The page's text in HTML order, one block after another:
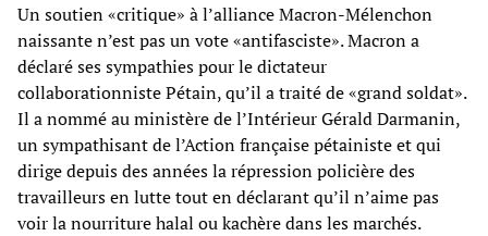
Un soutien «critique» à l’alliance Macron-Mélenchon
naissante n’est pas un vote «antifasciste». Macron a
déclaré ses sympathies pour le dictateur
collaborationniste Pétain, qu’il a traité de «grand soldat».
Il a nommé au ministère de l’Intérieur Gérald Darmanin,
un sympathisant de l’Action française pétainiste et qui
dirige depuis des années la répression policière des
travailleurs en lutte tout en déclarant qu’il n’aime pas
voir la nourriture halal ou kachère dans les marchés.